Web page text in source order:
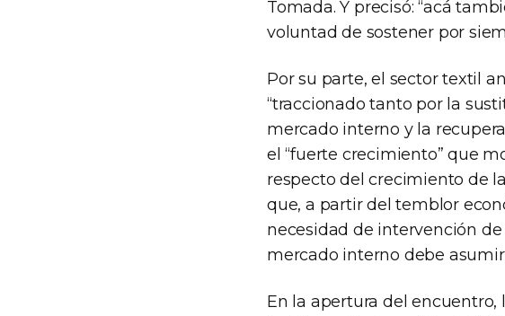
Tomada. Y precisó: “acá
voluntad de sostener por
Por su parte, el sector textil
“traccionado tanto por la
mercado interno y la
el “fuerte crecimiento” que
respecto del crecimiento de
que, a partir del temblor
necesidad de intervención
mercado interno debe
En la apertura del